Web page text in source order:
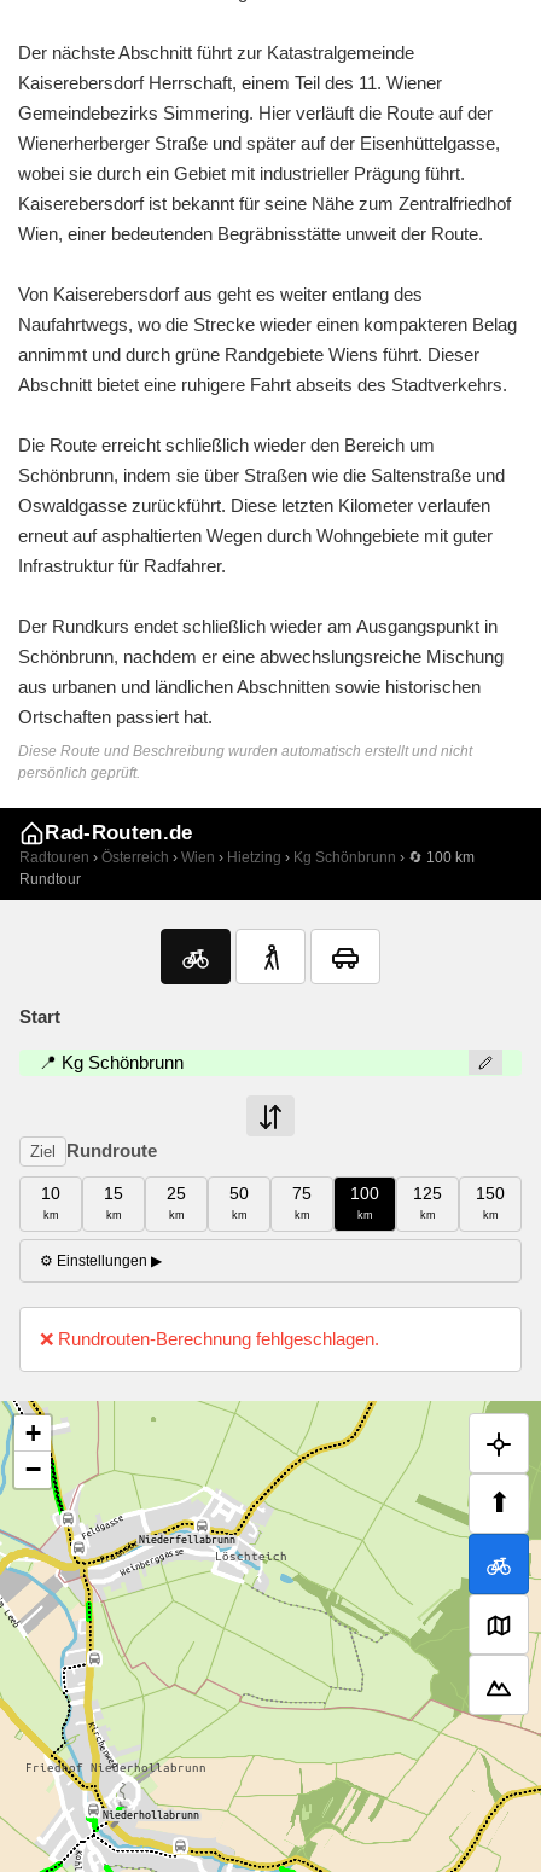
Der nächste Abschnitt führt zur Katastralgemeinde
Kaiserebersdorf Herrschaft, einem Teil des 11. Wiener
Gemeindebezirks Simmering. Hier verläuft die Route auf der
Wienerherberger Straße und später auf der Eisenhüttelgasse,
wobei sie durch ein Gebiet mit industrieller Prägung führt.
Kaiserebersdorf ist bekannt für seine Nähe zum Zentralfriedhof
Wien, einer bedeutenden Begräbnisstätte unweit der Route.
Von Kaiserebersdorf aus geht es weiter entlang des
Naufahrtwegs, wo die Strecke wieder einen kompakteren Belag
annimmt und durch grüne Randgebiete Wiens führt. Dieser
Abschnitt bietet eine ruhigere Fahrt abseits des Stadtverkehrs.
Die Route erreicht schließlich wieder den Bereich um
Schönbrunn, indem sie über Straßen wie die Saltenstraße und
Oswaldgasse zurückführt. Diese letzten Kilometer verlaufen
erneut auf asphaltierten Wegen durch Wohngebiete mit guter
Infrastruktur für Radfahrer.
Der Rundkurs endet schließlich wieder am Ausgangspunkt in
Schönbrunn, nachdem er eine abwechslungsreiche Mischung
aus urbanen und ländlichen Abschnitten sowie historischen
Ortschaften passiert hat.
Diese Route und Beschreibung wurden automatisch erstellt und nicht
persönlich geprüft.
Rad-Routen.de
Radtouren › Österreich › Wien › Hietzing › Kg Schönbrunn › 🔄 100 km
Rundtour
Start
📍 Kg Schönbrunn
Ziel Rundroute
10
km
15
km
25
km
50
km
75
km
100
km
125
km
150
km
⚙ Einstellungen ▶
❌ Rundrouten-Berechnung fehlgeschlagen.
⬆
+
−